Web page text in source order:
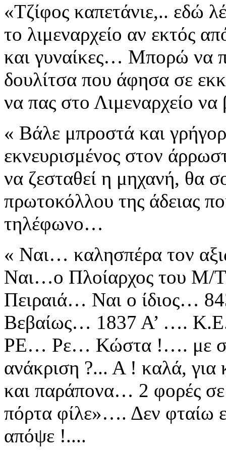
«Τζίφος καπετάνιε,.. εδώ
το λιμεναρχείο αν εκτός
και γυναίκες… Μπορώ να
δουλίτσα που άφησα σε
να πας στο Λιμεναρχείο να
« Βάλε μπροστά και
εκνευρισμένος στον
να ζεσταθεί η μηχανή, θα
πρωτοκόλλου της άδειας
τηλέφωνο…
« Ναι… καλησπέρα τον
Ναι…ο Πλοίαρχος του
Πειραιά… Ναι ο ίδιος…
Βεβαίως… 1837 Α’ ….
ΡΕ… Ρε… Κώστα !…. με
ανάκριση ?... Α ! καλά, για
και παράπονα… 2 φορές
πόρτα φίλε»…. Δεν φταίω
απόψε !....